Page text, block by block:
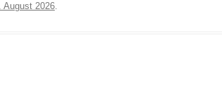
August 2026.